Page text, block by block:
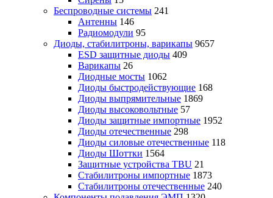
Беспроводные системы 241
Антенны 146
Радиомодули 95
Диоды, стабилитроны, варикапы 9657
ESD защитные диоды 409
Варикапы 26
Диодные мосты 1062
Диоды быстродействующие 168
Диоды выпрямительные 1869
Диоды высоковольтные 57
Диоды защитные импортные 1952
Диоды отечественные 298
Диоды силовые отечественные 118
Диоды Шоттки 1564
Защитные устройства TBU 21
Стабилитроны импортные 1873
Стабилитроны отечественные 240